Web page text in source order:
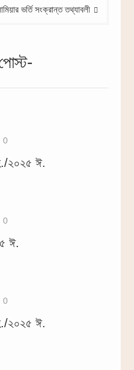
ভর্তি সংক্রান্ত তথ্যাবলী
0
২০২৫ ঈ.
0
ঈ.
0
২০২৫ ঈ.